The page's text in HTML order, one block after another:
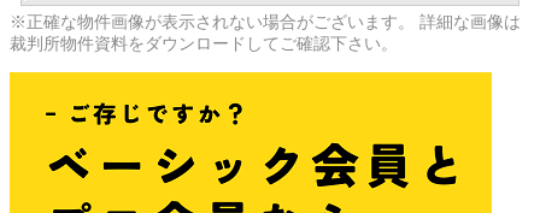
※正確な物件画像が表示されない場合がございます。 詳細な画像は
裁判所物件資料をダウンロードしてご確認下さい。